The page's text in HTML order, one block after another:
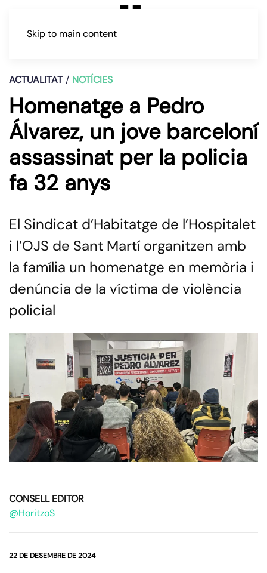
Skip to main content
ACTUALITAT NOTÍCIES
Homenatge a Pedro
Álvarez, un jove barceloní
assassinat per la policia
fa 32 anys
El Sindicat d’Habitatge de l’Hospitalet
i l’OJS de Sant Martí organitzen amb
la família un homenatge en memòria i
denúncia de la víctima de violència
policial
CONSELL EDITOR
@HoritzoS
22 DE DESEMBRE DE 2024